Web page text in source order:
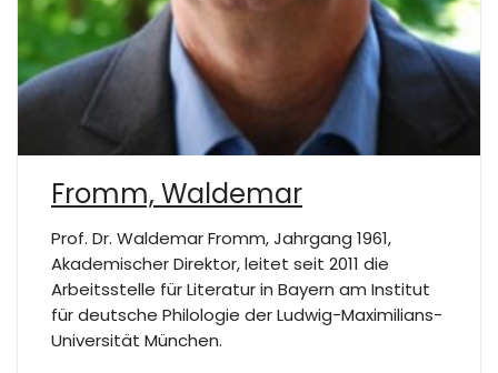
Fromm, Waldemar
Prof. Dr. Waldemar Fromm, Jahrgang 1961,
Akademischer Direktor, leitet seit 2011 die
Arbeitsstelle für Literatur in Bayern am Institut
für deutsche Philologie der Ludwig-Maximilians-
Universität München.